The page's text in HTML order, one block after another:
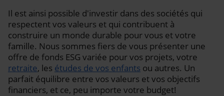
Il est ainsi possible d'investir dans des sociétés qui
respectent vos valeurs et qui contribuent à
construire un monde durable pour vous et votre
famille. Nous sommes fiers de vous présenter une
offre de fonds ESG variée pour vos projets, votre
retraite, les études de vos enfants ou autres. Un
parfait équilibre entre vos valeurs et vos objectifs
financiers, et ce, peu importe votre budget!